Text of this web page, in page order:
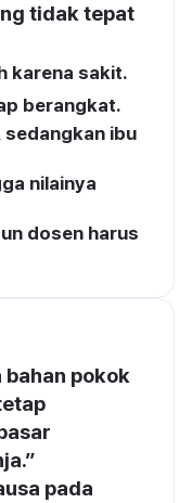
tidak tepat
karena sakit.
berangkat.
sedangkan ibu
nilainya
dosen harus
bahan pokok
pada